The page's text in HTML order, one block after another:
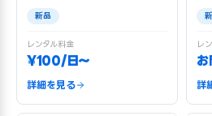
新品
レンタル料金
¥100/日〜
詳細を見る
レ
お
詳